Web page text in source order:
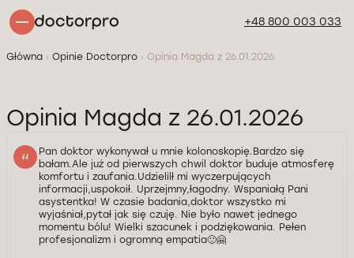
+48 800 003 033
Główna Opinie Doctorpro Opinia Magda z 26.01.2026
Opinia Magda z 26.01.2026
Pan doktor wykonywał u mnie kolonoskopię.Bardzo się
bałam.Ale już od pierwszych chwil doktor buduje atmosferę
komfortu i zaufania.Udzielilł mi wyczerpujących
informacji,uspokoił. Uprzejmny,łagodny. Wspaniałą Pani
asystentka! W czasie badania,doktor wszystko mi
wyjaśniał,pytał jak się czuję. Nie było nawet jednego
momentu bólu! Wielki szacunek i podziękowania. Pełen
profesjonalizm i ogromną empatia🙂🤗